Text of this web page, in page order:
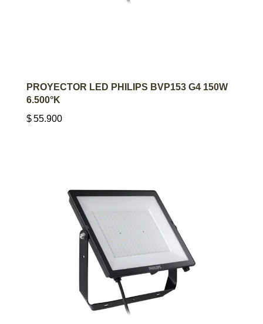
AGREGAR AL CARRITO
PROYECTOR LED PHILIPS BVP153 G4 150W
6.500°K
$55.900